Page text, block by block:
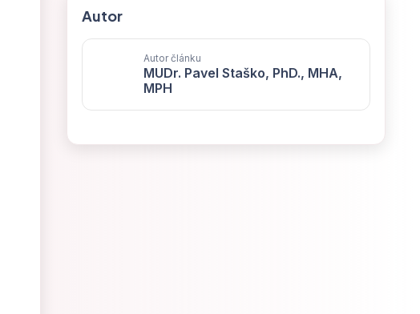
Autor
Autor článku
MUDr. Pavel Staško, PhD., MHA,
MPH